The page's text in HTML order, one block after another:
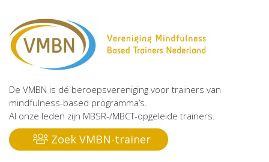
De VMBN is dé beroepsvereniging voor trainers van
mindfulness-based programma’s.
Al onze leden zijn MBSR-/MBCT-opgeleide trainers.
Zoek VMBN-trainer